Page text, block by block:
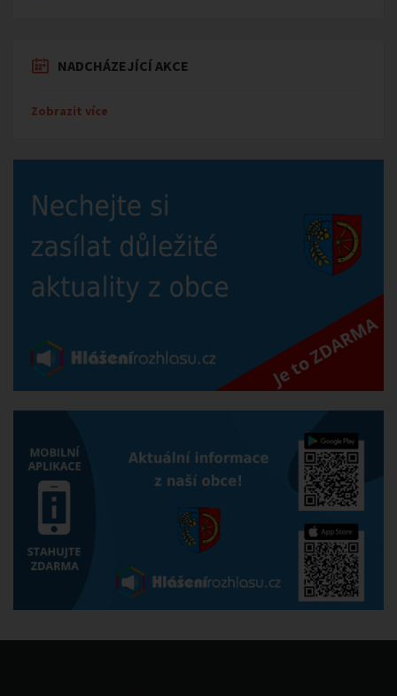
NADCHÁZEJÍCÍ AKCE
Zobrazit více